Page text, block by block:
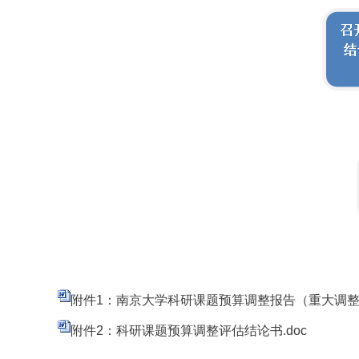
附件1：南京大学科研课题预算调整报告（重大调
附件2：科研课题预算调整评估结论书.doc